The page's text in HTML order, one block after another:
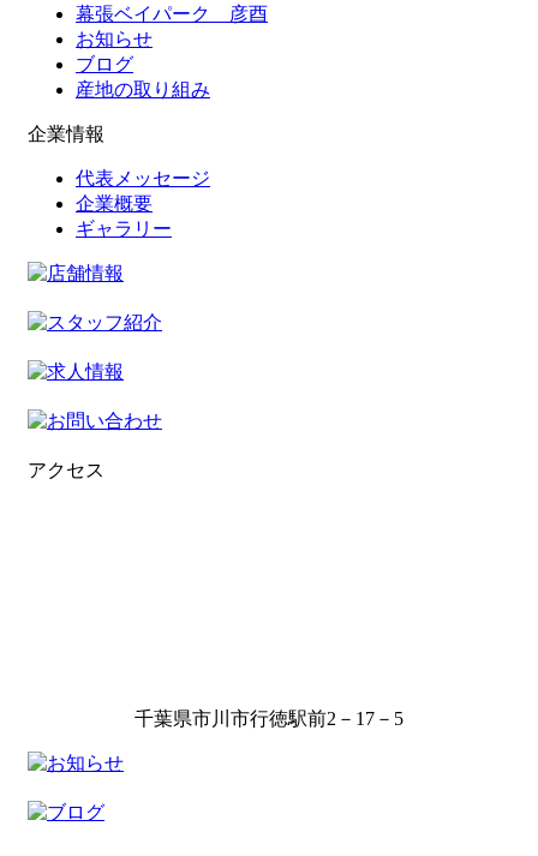
幕張ベイパーク 彦酉
お知らせ
ブログ
産地の取り組み
企業情報
代表メッセージ
企業概要
ギャラリー
アクセス
千葉県市川市行徳駅前2－17－5